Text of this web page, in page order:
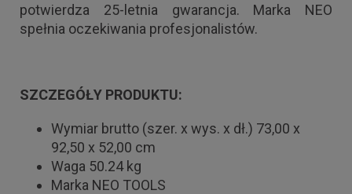
potwierdza 25-letnia gwarancja. Marka NEO
spełnia oczekiwania profesjonalistów.
SZCZEGÓŁY PRODUKTU:
Wymiar brutto (szer. x wys. x dł.) 73,00 x
92,50 x 52,00 cm
Waga 50.24 kg
Marka NEO TOOLS